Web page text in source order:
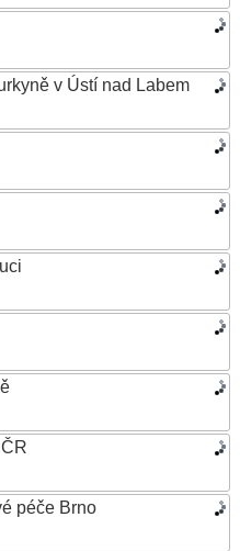
v Ústí nad Labem
péče Brno